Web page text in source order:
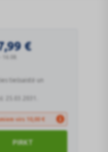
€
tiešsaistē un
25.03.2031.
virs 10,00 €
PIRKT